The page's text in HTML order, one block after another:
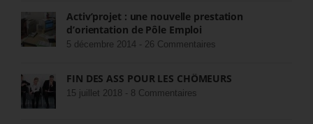
Activ’projet : une nouvelle prestation
d’orientation de Pôle Emploi
5 décembre 2014 - 26 Commentaires
FIN DES ASS POUR LES CHÔMEURS
15 juillet 2018 - 8 Commentaires